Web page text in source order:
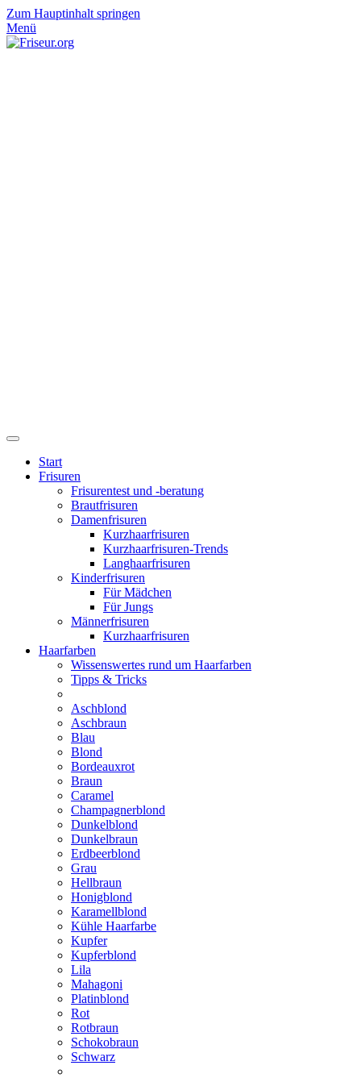
Zum Hauptinhalt springen
Menü
Start
Frisuren
Frisurentest und -beratung
Brautfrisuren
Damenfrisuren
Kurzhaarfrisuren
Kurzhaarfrisuren-Trends
Langhaarfrisuren
Kinderfrisuren
Für Mädchen
Für Jungs
Männerfrisuren
Kurzhaarfrisuren
Haarfarben
Wissenswertes rund um Haarfarben
Tipps & Tricks
Aschblond
Aschbraun
Blau
Blond
Bordeauxrot
Braun
Caramel
Champagnerblond
Dunkelblond
Dunkelbraun
Erdbeerblond
Grau
Hellbraun
Honigblond
Karamellblond
Kühle Haarfarbe
Kupfer
Kupferblond
Lila
Mahagoni
Platinblond
Rot
Rotbraun
Schokobraun
Schwarz